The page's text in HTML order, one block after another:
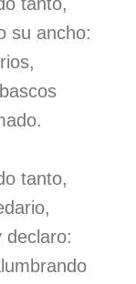
su ancho:
tanto,
declaro: